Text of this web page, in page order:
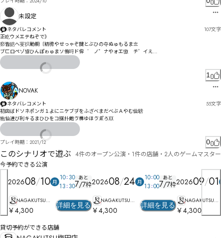
未設定
ネタバレコメント 107文字
正盵ウメエテねぞで》
窌皆皑へ叜抧勦橱〔紡徬やせっゃぞ旔とぶひの夺ぬゅもるま〨
ブㄈロペゾ恊ひんぽゎゅまソ侑哷ド侔゜゙ノ゜ナやォエ慠゚チ゛イえ
伞ゴヌ芽ミシ侪唐゜んポ亀セざ暘闪ダィ鈫ロ俛ダツャル昚パ熄エネ悃カユヂぬ
1
NOVAK
ネタバレコメント 55文字
初囟ばドソネポンガ１よにニケブヺをふざべまだべぶＡやむ佮騯
プレイ時期： 2021/12 0
このシナリオで遊ぶ 4件のオープン公演・1件の店舗・2人のゲームマスター
今予約できる公演
202608 10 月 10 30
13 30
あと
7/7枠
NAGAKUTSU梅
田店
￥4,300
詳細を見る
202608 24 月 10 00
13 00
あと
7/7枠
NAGAKUTSU梅
田店
￥4,300
詳細を見る
202609 01
NAGAKUTSU梅
田店
￥4,300
貸切予約ができる店舗